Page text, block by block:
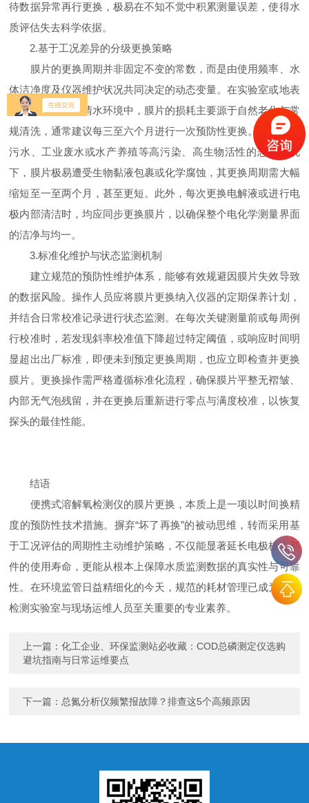
待数据异常再行更换，极易在不知不觉中积累测量误差，使得水
质评估失去科学依据。
2.基于工况差异的分级更换策略
膜片的更换周期并非固定不变的常数，而是由使用频率、水
体洁净度及仪器维护状况共同决定的动态变量。在实验室或地表
水等相对洁净的清水环境中，膜片的损耗主要源于自然老化与常
规清洗，通常建议每三至六个月进行一次预防性更换。而在市政
污水、工业废水或水产养殖等高污染、高生物活性的恶劣工况
下，膜片极易遭受生物黏液包裹或化学腐蚀，其更换周期需大幅
缩短至一至两个月，甚至更短。此外，每次更换电解液或进行电
极内部清洁时，均应同步更换膜片，以确保整个电化学测量界面
的洁净与均一。
3.标准化维护与状态监测机制
建立规范的预防性维护体系，能够有效规避因膜片失效导致
的数据风险。操作人员应将膜片更换纳入仪器的定期保养计划，
并结合日常校准记录进行状态监测。在每次关键测量前或每周例
行校准时，若发现斜率校准值下降超过特定阈值，或响应时间明
显超出出厂标准，即便未到预定更换周期，也应立即检查并更换
膜片。更换操作需严格遵循标准化流程，确保膜片平整无褶皱、
内部无气泡残留，并在更换后重新进行零点与满度校准，以恢复
探头的最佳性能。
结语
便携式溶解氧检测仪的膜片更换，本质上是一项以时间换精
度的预防性技术措施。摒弃“坏了再换”的被动思维，转而采用基
于工况评估的周期性主动维护策略，不仅能显著延长电极核心部
件的使用寿命，更能从根本上保障水质监测数据的真实性与可靠
性。在环境监管日益精细化的今天，规范的耗材管理已成为水质
检测实验室与现场运维人员至关重要的专业素养。
上一篇：化工企业、环保监测站必收藏：COD总磷测定仪选购
避坑指南与日常运维要点
下一篇： 总氮分析仪频繁报故障？排查这5个高频原因